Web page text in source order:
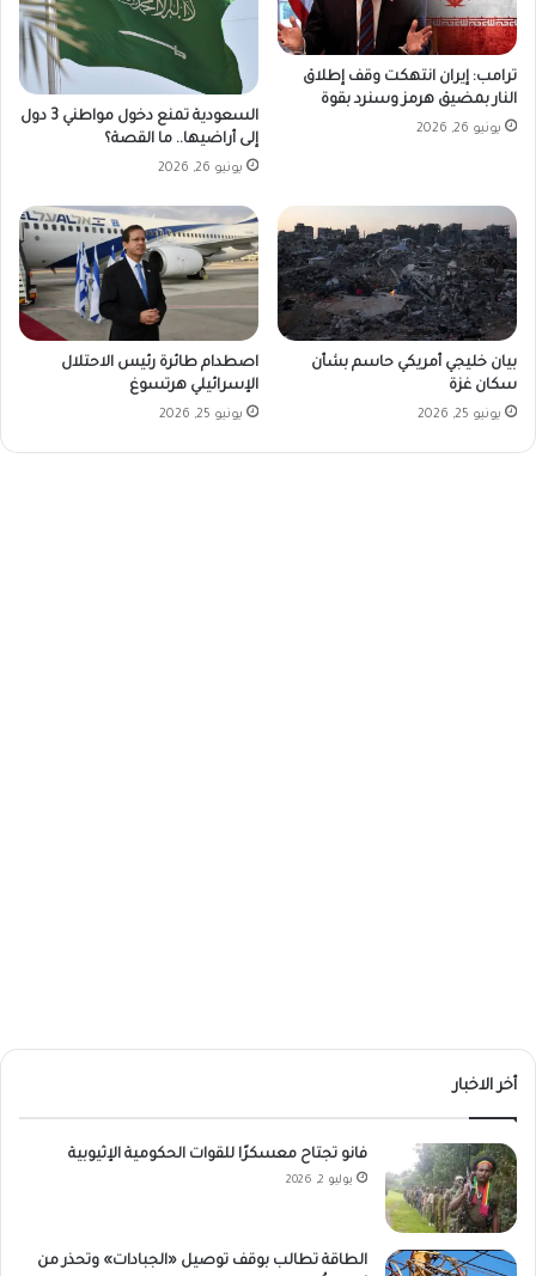
ترامب: إيران انتهكت وقف إطلاق
النار بمضيق هرمز وسنرد بقوة
يونيو 26, 2026
السعودية تمنع دخول مواطني 3 دول
إلى أراضيها.. ما القصة؟
يونيو 26, 2026
بيان خليجي أمريكي حاسم بشأن
سكان غزة
يونيو 25, 2026
اصطدام طائرة رئيس الاحتلال
الإسرائيلي هرتسوغ
يونيو 25, 2026
أخر الاخبار
فانو تجتاح معسكرًا للقوات الحكومية الإثيوبية
يوليو 2, 2026
الطاقة تطالب بوقف توصيل «الجبادات» وتحذر من